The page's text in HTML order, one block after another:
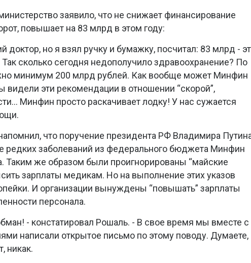
заявило, что не снижает финансирование
повышает на 83 млрд в этом году:
доктор, но я взял ручку и бумажку, посчитал: 83 млрд -
Так сколько сегодня недополучило здравоохранение? По
минимум 200 млрд рублей. Как вообще может Минфин
видели эти рекомендации в отношении “скорой”,
Минфин просто раскачивает лодку! У нас сужается
что поручение президента РФ Владимира
редких заболеваний из федерального бюджета Минфин
Таким же образом были проигнорированы “майские
зарплаты медикам. Но на выполнение этих указов
И организации вынуждены “повышать” зарплаты
персонала.
- констатировал Рошаль. - В свое время мы вместе с
написали открытое письмо по этому поводу. Думаете,
никак.